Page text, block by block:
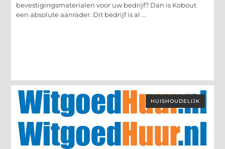
bevestigingsmaterialen voor uw bedrijf? Dan is Kobout
een absolute aanrader. Dit bedrijf is al ...
HUISHOUDELIJK